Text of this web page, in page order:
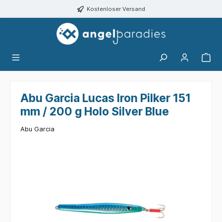
Kostenloser Versand
Abu Garcia Lucas Iron Pilker 151
mm / 200 g Holo Silver Blue
Abu Garcia